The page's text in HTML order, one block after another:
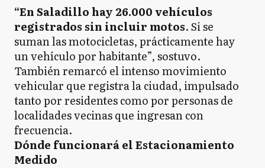
“En Saladillo hay 26.000 vehículos
registrados sin incluir motos. Si se
suman las motocicletas, prácticamente hay
un vehículo por habitante”, sostuvo.
También remarcó el intenso movimiento
vehicular que registra la ciudad, impulsado
tanto por residentes como por personas de
localidades vecinas que ingresan con
frecuencia.
Dónde funcionará el Estacionamiento
Medido